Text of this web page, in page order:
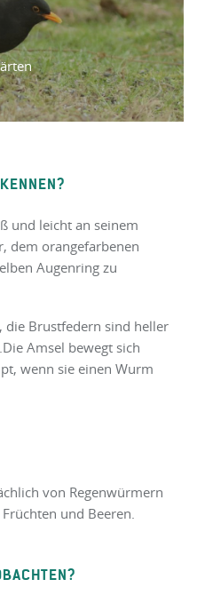
und leicht an seinem
dem orangefarbenen
Augenring zu
die Brustfedern sind heller
Amsel bewegt sich
wenn sie einen Wurm
von Regenwürmern
und Beeren.